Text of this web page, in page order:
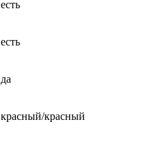
есть
есть
да
красный/красный